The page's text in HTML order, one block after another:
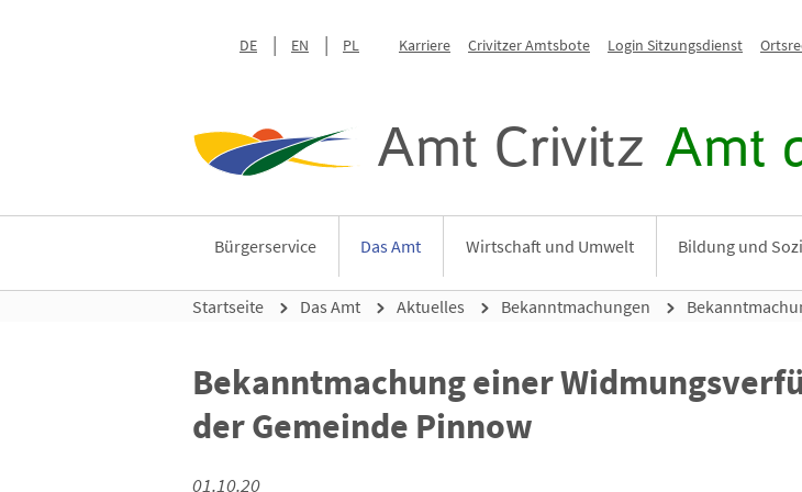
DE EN PL Karriere Crivitzer Amtsbote Login Sitzungsdienst
Amt Crivitz Amt
Bürgerservice Das Amt Wirtschaft und Umwelt Bildung und
Startseite Das Amt Aktuelles Bekanntmachungen
Bekanntmachung einer
der Gemeinde Pinnow
01.10.20